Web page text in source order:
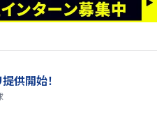
供開始！